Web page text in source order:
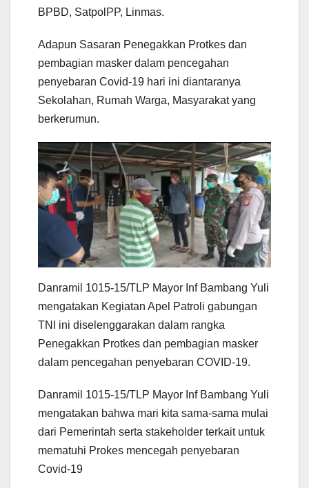
BPBD, SatpolPP, Linmas.
Adapun Sasaran Penegakkan Protkes dan
pembagian masker dalam pencegahan
penyebaran Covid-19 hari ini diantaranya
Sekolahan, Rumah Warga, Masyarakat yang
berkerumun.
Danramil 1015-15/TLP Mayor Inf Bambang Yuli
mengatakan Kegiatan Apel Patroli gabungan
TNI ini diselenggarakan dalam rangka
Penegakkan Protkes dan pembagian masker
dalam pencegahan penyebaran COVID-19.
Danramil 1015-15/TLP Mayor Inf Bambang Yuli
mengatakan bahwa mari kita sama-sama mulai
dari Pemerintah serta stakeholder terkait untuk
mematuhi Prokes mencegah penyebaran
Covid-19